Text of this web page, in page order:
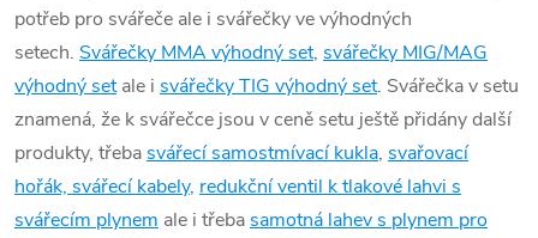
potřeb pro svářeče ale i svářečky ve výhodných
setech. Svářečky MMA výhodný set, svářečky MIG/MAG
výhodný setale i svářečky TIG výhodný set. Svářečka v setu
znamená, že k svářečce jsou v ceně setu ještě přidány další
produkty, třebasvářecí samostmívací kukla, svařovací
hořák, svářecí kabely, redukční ventil k tlakové lahvi s
svářecím plynem ale i třebasamotná lahev s plynem pro